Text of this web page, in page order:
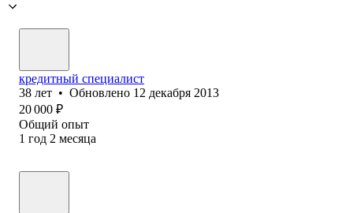
кредитный специалист
38 лет • Обновлено 12 декабря 2013
20 000 ₽
Общий опыт
1 год 2 месяца